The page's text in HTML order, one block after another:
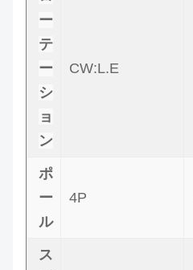
ー
テ
ー
シ
ョ
ン
CW:L.E
ポ
ー
ル
4P
ス